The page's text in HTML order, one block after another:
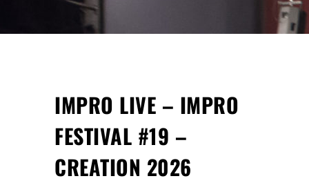
IMPRO LIVE – IMPRO
FESTIVAL #19 –
CREATION 2026